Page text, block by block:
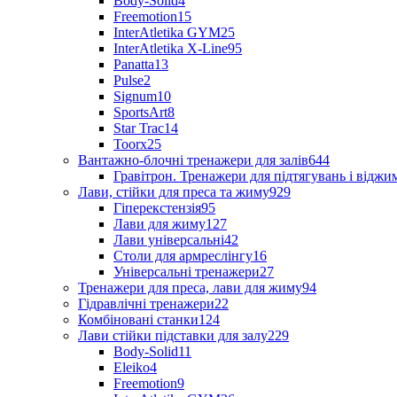
Freemotion15
InterAtletika GYM25
InterAtletika X-Line95
Panatta13
Pulse2
Signum10
SportsArt8
Star Trac14
Toorx25
Вантажно-блочні тренажери для залів644
Гравітрон. Тренажери для підтягувань і
Лави, стійки для преса та жиму929
Гіперекстензія95
Лави для жиму127
Лави універсальні42
Столи для армреслінгу16
Універсальні тренажери27
Тренажери для преса, лави для жиму94
Гідравлічні тренажери22
Комбіновані станки124
Лави стійки підставки для залу229
Body-Solid11
Eleiko4
Freemotion9